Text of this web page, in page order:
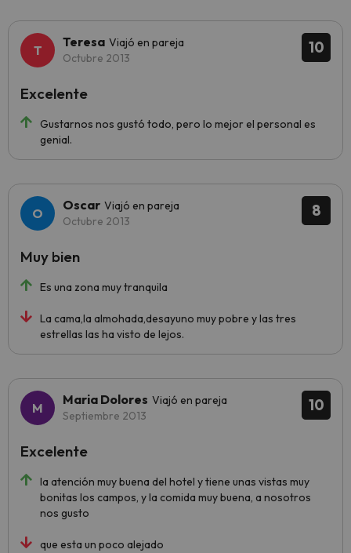
10
Teresa Viajó en pareja
Octubre 2013
Gustarnos nos gustó todo, pero lo mejor el personal es
genial.
Excelente
8
Oscar Viajó en pareja
Octubre 2013
Es una zona muy tranquila
La cama,la almohada,desayuno muy pobre y las tres
estrellas las ha visto de lejos.
Muy bien
10
Maria Dolores Viajó en pareja
Septiembre 2013
la atención muy buena del hotel y tiene unas vistas muy
bonitas los campos, y la comida muy buena, a nosotros
nos gusto
que esta un poco alejado
Excelente